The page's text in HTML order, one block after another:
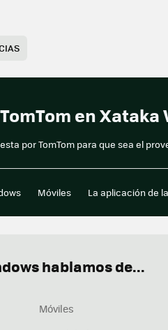
en Xataka
por TomTom para que sea el
Móviles La aplicación de
hablamos de...
Móviles